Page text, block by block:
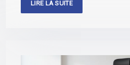
LIRE LA SUITE